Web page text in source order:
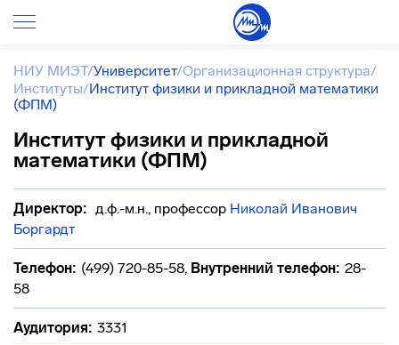
НИУ МИЭТ/Университет/Организационная структура/
Институты/Институт физики и прикладной математики
(ФПМ)
Институт физики и прикладной
математики (ФПМ)
Директор: д.ф.-м.н., профессор Николай Иванович
Боргардт
Телефон: (499) 720-85-58, Внутренний телефон: 28-
58
Аудитория: 3331